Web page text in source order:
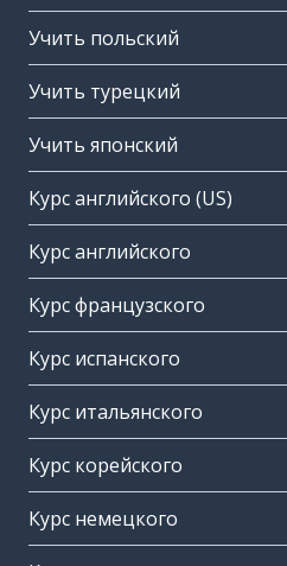
Учить польский
Учить турецкий
Учить японский
Курс английского (US)
Курс английского
Курс французского
Курс испанского
Курс итальянского
Курс корейского
Курс немецкого